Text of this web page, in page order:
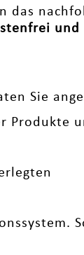
das
Sie
Produkte